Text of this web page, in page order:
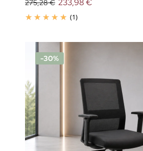
275,28 €
(1)
233,98 €
-30%